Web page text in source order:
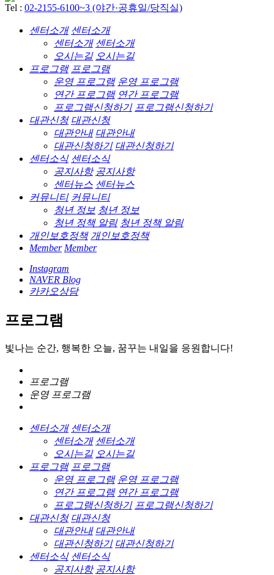
Tel : 02-2155-6100~3 (야간·공휴일/당직실)
센터소개 센터소개
센터소개 센터소개
오시는길 오시는길
프로그램 프로그램
운영 프로그램 운영 프로그램
연간 프로그램 연간 프로그램
프로그램신청하기 프로그램신청하기
대관신청 대관신청
대관안내 대관안내
대관신청하기 대관신청하기
센터소식 센터소식
공지사항 공지사항
센터뉴스 센터뉴스
커뮤니티 커뮤니티
청년 정보 청년 정보
청년 정책 알림 청년 정책 알림
개인보호정책 개인보호정책
Member Member
Instagram
NAVER Blog
카카오상담
프로그램
빛나는 순간, 행복한 오늘, 꿈꾸는 내일을 응원합니다!
프로그램
운영 프로그램
센터소개 센터소개
센터소개 센터소개
오시는길 오시는길
프로그램 프로그램
운영 프로그램 운영 프로그램
연간 프로그램 연간 프로그램
프로그램신청하기 프로그램신청하기
대관신청 대관신청
대관안내 대관안내
대관신청하기 대관신청하기
센터소식 센터소식
공지사항 공지사항